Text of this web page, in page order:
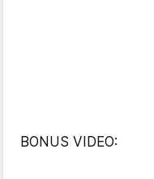
BONUS VIDEO: